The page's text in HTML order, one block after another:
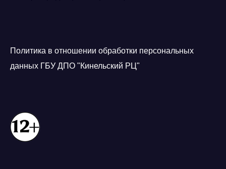
Политика в отношении обработки персональных
данных ГБУ ДПО "Кинельский РЦ"